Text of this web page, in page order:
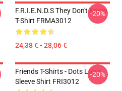
F.R.I.E.N.D.S They Don't Know
T-Shirt FRMA3012
24,38 € - 28,06 €
-20%
Friends T-Shirts - Dots Long
Sleeve Shirt FRI3012
-20%